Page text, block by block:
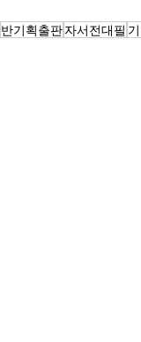
반기획출판자서전대필